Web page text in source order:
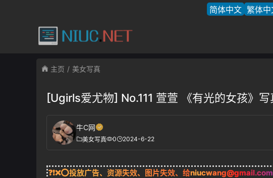
简体中文 繁体中
主页 美女写真
[Ugirls爱尤物] No.111 萱萱 《有光的女孩》写
牛C网
美女写真 0 2024-6-22
❓❗❌⭕投放广告、资源失效、图片失效、给niucwang@gmail.com